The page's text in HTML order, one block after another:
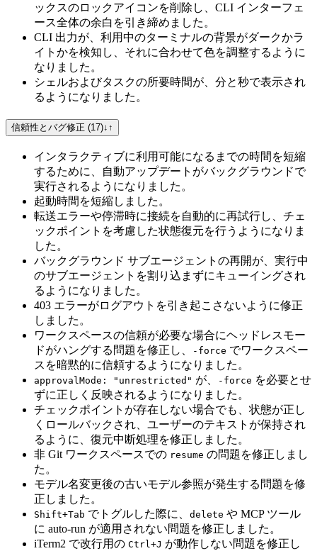
ックスのロックアイコンを削除し、CLI インターフェ
ース全体の余白を引き締めました。
CLI 出力が、利用中のターミナルの背景がダークかラ
イトかを検知し、それに合わせて色を調整するように
なりました。
シェルおよびタスクの所要時間が、分と秒で表示され
るようになりました。
信頼性とバグ修正 (17)↓ ↑
インタラクティブに利用可能になるまでの時間を短縮
するために、自動アップデートがバックグラウンドで
実行されるようになりました。
起動時間を短縮しました。
転送エラーや停滞時に接続を自動的に再試行し、チェ
ックポイントを考慮した状態復元を行うようになりま
した。
バックグラウンド サブエージェントの再開が、実行中
のサブエージェントを割り込まずにキューイングされ
るようになりました。
403 エラーがログアウトを引き起こさないように修正
しました。
ワークスペースの信頼が必要な場合にヘッドレスモー
ドがハングする問題を修正し、
-force でワークスペー
スを暗黙的に信頼するようになりました。
approvalMode: "unrestricted" が、 -force を必要とせ
ずに正しく反映されるようになりました。
チェックポイントが存在しない場合でも、状態が正し
くロールバックされ、ユーザーのテキストが保持され
るように、復元中断処理を修正しました。
非 Git ワークスペースでの resume の問題を修正しまし
た。
モデル名変更後の古いモデル参照が発生する問題を修
正しました。
Shift+Tab でトグルした際に、 delete や MCP ツール
に auto-run が適用されない問題を修正しました。
iTerm2 で改行用の Ctrl+J が動作しない問題を修正し